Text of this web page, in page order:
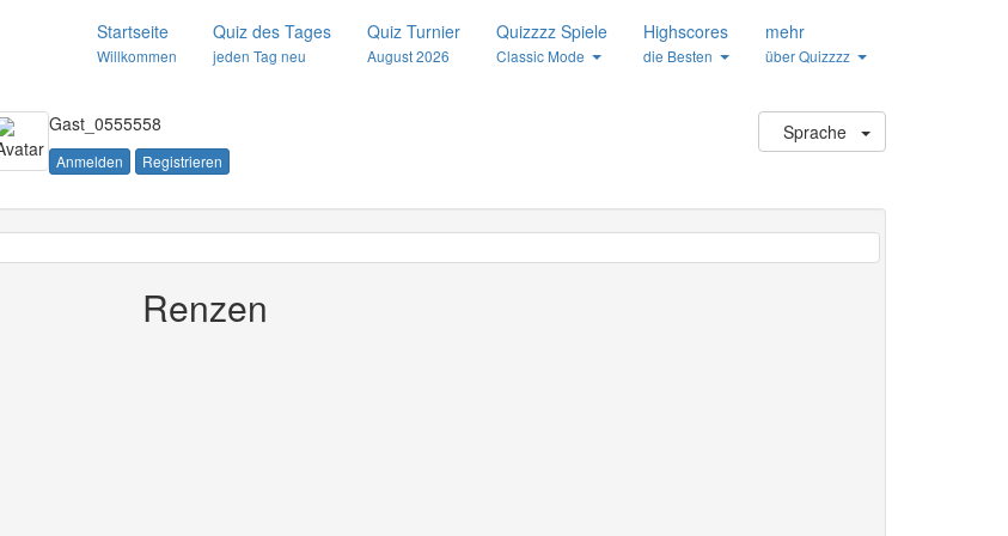
Startseite
Willkommen
Quiz des Tages
jeden Tag neu
Quiz Turnier
August 2026
Quizzzz Spiele
Classic Mode
Highscores
die Besten
mehr
über Quizzzz
Sprache
Gast_0555558
Anmelden Registrieren
Renzen